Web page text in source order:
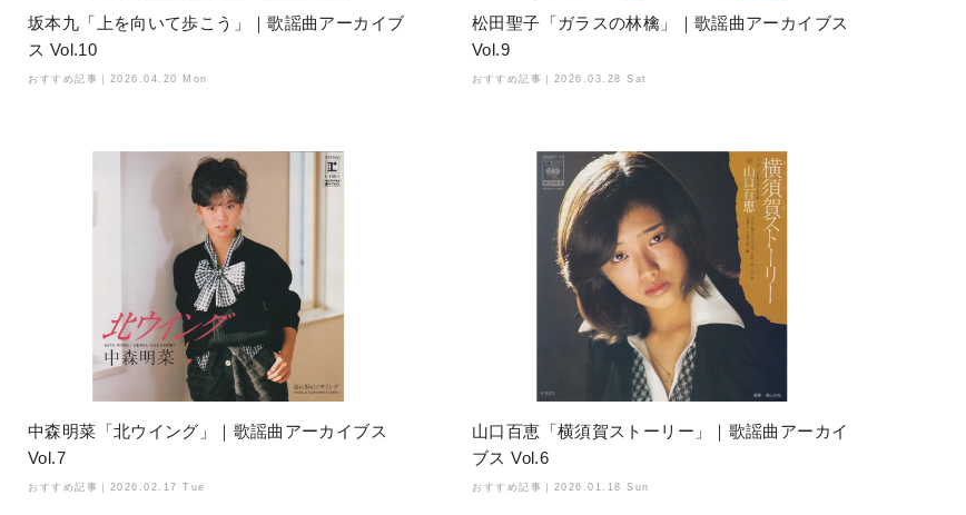
坂本九「上を向いて歩こう」｜歌謡曲アーカイブ
ス Vol.10
おすすめ記事｜ 2026.04.20 Mon
松田聖子「ガラスの林檎」｜歌謡曲アーカイブス
Vol.9
おすすめ記事｜ 2026.03.28 Sat
中森明菜「北ウイング」｜歌謡曲アーカイブス
Vol.7
おすすめ記事｜ 2026.02.17 Tue
山口百恵「横須賀ストーリー」｜歌謡曲アーカイ
ブス Vol.6
おすすめ記事｜ 2026.01.18 Sun